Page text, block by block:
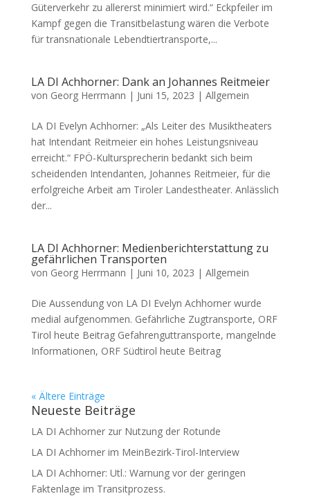
Güterverkehr zu allererst minimiert wird.“ Eckpfeiler im
Kampf gegen die Transitbelastung wären die Verbote
für transnationale Lebendtiertransporte,...
LA DI Achhorner: Dank an Johannes Reitmeier
von Georg Herrmann | Juni 15, 2023 | Allgemein
LA DI Evelyn Achhorner: „Als Leiter des Musiktheaters
hat Intendant Reitmeier ein hohes Leistungsniveau
erreicht.“ FPÖ-Kultursprecherin bedankt sich beim
scheidenden Intendanten, Johannes Reitmeier, für die
erfolgreiche Arbeit am Tiroler Landestheater. Anlässlich
der...
LA DI Achhorner: Medienberichterstattung zu
gefährlichen Transporten
von Georg Herrmann | Juni 10, 2023 | Allgemein
Die Aussendung von LA DI Evelyn Achhorner wurde
medial aufgenommen. Gefährliche Zugtransporte, ORF
Tirol heute Beitrag Gefahrenguttransporte, mangelnde
Informationen, ORF Südtirol heute Beitrag
« Ältere Einträge
Neueste Beiträge
LA DI Achhorner zur Nutzung der Rotunde
LA DI Achhorner im MeinBezirk-Tirol-Interview
LA DI Achhorner: Utl.: Warnung vor der geringen
Faktenlage im Transitprozess.